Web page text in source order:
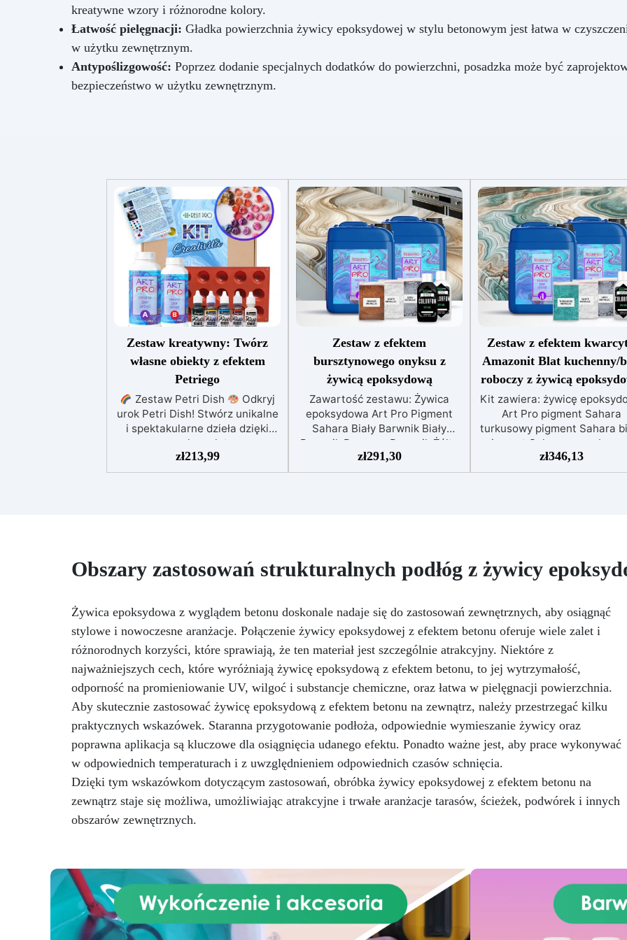
kreatywne wzory i różnorodne kolory.
Łatwość pielęgnacji: Gładka powierzchnia żywicy epoksydowej w stylu betonowym jest łatwa w
w użytku zewnętrznym.
Antypoślizgowość: Poprzez dodanie specjalnych dodatków do powierzchni, posadzka może być
bezpieczeństwo w użytku zewnętrznym.
Zestaw kreatywny: Twórz
własne obiekty z efektem
Petriego
Zestaw Petri Dish
Odkryj
urok Petri Dish! Stwórz unikalne
i spektakularne dzieła dzięki
naszemu kompletnemu
zestawowi.
Zanurz się w
świecie kolorów z naszym
gramów żywicy epoksydowej
formę silikonową do półkolistych
alkoholu rękawice i narzędzia do
mieszania szczegółowy
przewodnik jak uzyskać ten
wspaniały efekt. To idealny
wybór, aby stworzyć unikalne
dzieła sztuki o płynnej i żywej
urodzie! Przemień swoje prace w
dekoracyjne elementy,
eksperymentuj z kolorami na
bazie alkoholu, aby uzyskać
różne efekty. Każde dzieło, które
stworzysz, będzie
niepowtarzalne: idealne do
ozdabiania dowolnego wnętrza
lub jako wyjątkowy prezent dla
kogoś bliskiego
zespołowi prowadzić Cię, Twoje
prace będą dokładnie takie, jak
sobie wymarzysz
Zamów
zestaw!
zł213,99
Zestaw z efektem
bursztynowego onyksu z
żywicą epoksydową
Zawartość zestawu: Żywica
epoksydowa Art Pro Pigment
Sahara Biały Barwnik Biały
Barwnik Brązowy Barwnik Żółty
OXIDE Odkryj ukryte piękno
swojego domu dzięki naszemu
stylowy sposób. Ten
innowacyjny zestaw został
luksus i urok bursztynowego
onyksu prosto do Twojej kuchni
lub łazienki, oferując możliwość
stworzenia blatów kuchennych,
podstawek pod umywalki i
blatów, które przyciągają wzrok i
zachwycają zmysły. Dzięki
naszemu zestawowi efektu
bursztynowego onyksu staniesz
się artystą swojego domu.
Zawarta w zestawie żywica
epoksydowa jest najwyższej
jakości, zapewniając błyszczący i
trwały efekt, który przetrwa
próbę czasu. Jej zaawansowana
rezultaty nawet dla mniej
doświadczonych. Proces
aplikacji to kreatywne
doświadczenie, które pozwala
na personalizację przestrzeni z
zł291,30
Zestaw z efektem
Amazonit Blat kuchenny/
roboczy z żywicą
Kit zawiera: żywicę
Art Pro pigment Sahara
turkusowy pigment Sahara
pigment Sahara szary
biały Izopropanol 99,9%
Efektu Kwarcu Amazonitu
chcą przekształcić swoje
przestrzenie w
Stworzony, aby naśladować
naturalne piękno kwarcu
Amazonitu, ten zestaw
się żywymi odcieniami
unikalnymi żyłami, które
odtwarzają luksusowy i
poszukiwany wygląd
prawdziwego kamienia w
zadziwiająco realistyczny.
Zawierający pierwszorzędny
żywicę epoksydową, zestaw
wzbogacony specjalnymi
pigmentami, które
jednolite wykończenie i żywe
kolory, które nie blakną z
i wodę, czyniąc go nie
wyborem estetycznym, ale
funkcjonalnym do kuchni i
łazienek. Łatwy w użyciu,
zawiera szczegółowe
zł346,13
Obszary zastosowań strukturalnych podłóg z żywicy
Żywica epoksydowa z wyglądem betonu doskonale nadaje się do zastosowań zewnętrznych, aby osiągnąć
stylowe i nowoczesne aranżacje. Połączenie żywicy epoksydowej z efektem betonu oferuje wiele zalet i
różnorodnych korzyści, które sprawiają, że ten materiał jest szczególnie atrakcyjny. Niektóre z
najważniejszych cech, które wyróżniają żywicę epoksydową z efektem betonu, to jej wytrzymałość,
odporność na promieniowanie UV, wilgoć i substancje chemiczne, oraz łatwa w pielęgnacji powierzchnia.
Aby skutecznie zastosować żywicę epoksydową z efektem betonu na zewnątrz, należy przestrzegać kilku
praktycznych wskazówek. Staranna przygotowanie podłoża, odpowiednie wymieszanie żywicy oraz
poprawna aplikacja są kluczowe dla osiągnięcia udanego efektu. Ponadto ważne jest, aby prace wykonywać
w odpowiednich temperaturach i z uwzględnieniem odpowiednich czasów schnięcia.
Dzięki tym wskazówkom dotyczącym zastosowań, obróbka żywicy epoksydowej z efektem betonu na
zewnątrz staje się możliwa, umożliwiając atrakcyjne i trwałe aranżacje tarasów, ścieżek, podwórek i innych
obszarów zewnętrznych.